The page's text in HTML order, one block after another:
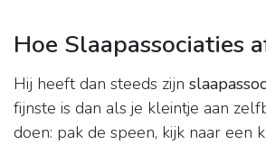
Hoe Slaapassociaties
Hij heeft dan steeds zijn
fijnste is dan als je kleintje aan
doen: pak de speen, kijk naar een